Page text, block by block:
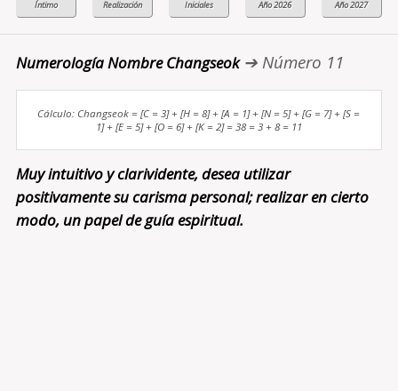
Numerología Nombre Changseok➔ Número 11
Cálculo: Changseok = [C = 3] + [H = 8] + [A = 1] + [N = 5] + [G = 7] + [S =
1] + [E = 5] + [O = 6] + [K = 2] = 38 = 3 + 8 = 11
Muy intuitivo y clarividente, desea utilizar
positivamente su carisma personal; realizar en cierto
modo, un papel de guía espiritual.